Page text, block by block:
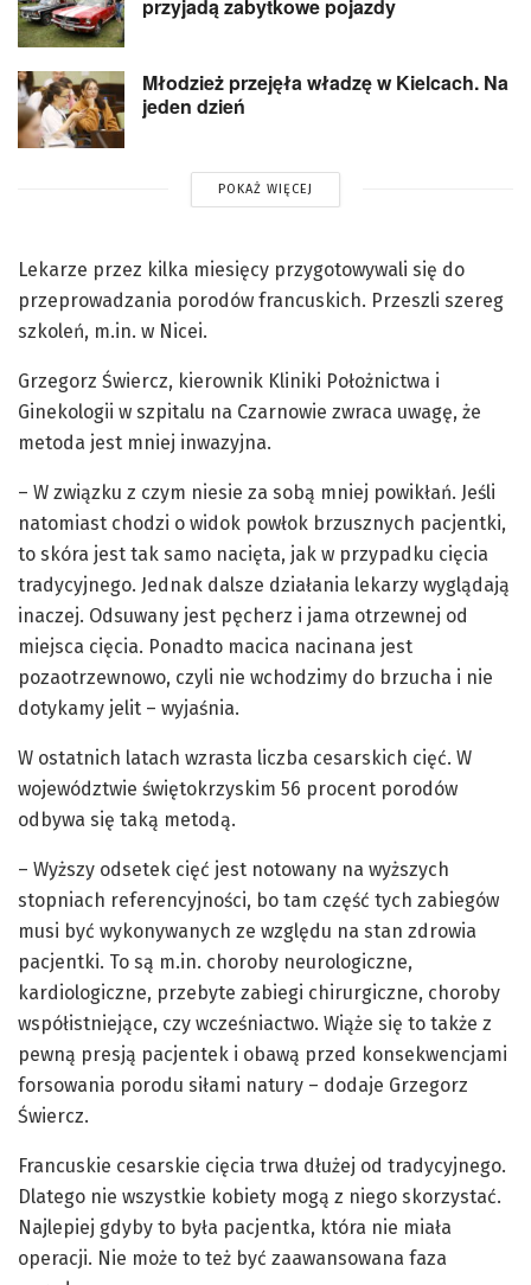
przyjadą zabytkowe pojazdy
Młodzież przejęła władzę w Kielcach. Na
jeden dzień
POKAŻ WIĘCEJ
Lekarze przez kilka miesięcy przygotowywali się do
przeprowadzania porodów francuskich. Przeszli szereg
szkoleń, m.in. w Nicei.
Grzegorz Świercz, kierownik Kliniki Położnictwa i
Ginekologii w szpitalu na Czarnowie zwraca uwagę, że
metoda jest mniej inwazyjna.
– W związku z czym niesie za sobą mniej powikłań. Jeśli
natomiast chodzi o widok powłok brzusznych pacjentki,
to skóra jest tak samo nacięta, jak w przypadku cięcia
tradycyjnego. Jednak dalsze działania lekarzy wyglądają
inaczej. Odsuwany jest pęcherz i jama otrzewnej od
miejsca cięcia. Ponadto macica nacinana jest
pozaotrzewnowo, czyli nie wchodzimy do brzucha i nie
dotykamy jelit – wyjaśnia.
W ostatnich latach wzrasta liczba cesarskich cięć. W
województwie świętokrzyskim 56 procent porodów
odbywa się taką metodą.
– Wyższy odsetek cięć jest notowany na wyższych
stopniach referencyjności, bo tam część tych zabiegów
musi być wykonywanych ze względu na stan zdrowia
pacjentki. To są m.in. choroby neurologiczne,
kardiologiczne, przebyte zabiegi chirurgiczne, choroby
współistniejące, czy wcześniactwo. Wiąże się to także z
pewną presją pacjentek i obawą przed konsekwencjami
forsowania porodu siłami natury – dodaje Grzegorz
Świercz.
Francuskie cesarskie cięcia trwa dłużej od tradycyjnego.
Dlatego nie wszystkie kobiety mogą z niego skorzystać.
Najlepiej gdyby to była pacjentka, która nie miała
operacji. Nie może to też być zaawansowana faza